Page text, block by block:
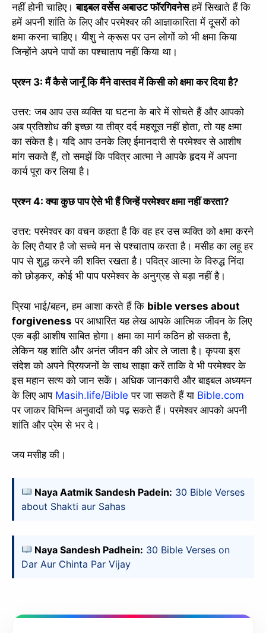
नहीं होनी चाहिए।बाइबल वर्सेस अबाउट फॉरगिवनेसहमें सिखाते हैं कि
हमें अपनी शांति के लिए और परमेश्वर की आज्ञाकारिता में दूसरों को
क्षमा करना चाहिए। यीशु ने क्रूस पर उन लोगों को भी क्षमा किया
जिन्होंने अपने पापों का पश्चाताप नहीं किया था।
प्रश्न 3: मैं कैसे जानूँ कि मैंने वास्तव में किसी को क्षमा कर दिया है?
उत्तर: जब आप उस व्यक्ति या घटना के बारे में सोचते हैं और आपको
अब प्रतिशोध की इच्छा या तीव्र दर्द महसूस नहीं होता, तो यह क्षमा
का संकेत है। यदि आप उनके लिए ईमानदारी से परमेश्वर से आशीष
मांग सकते हैं, तो समझें कि पवित्र आत्मा ने आपके हृदय में अपना
कार्य पूरा कर लिया है।
प्रश्न 4: क्या कुछ पाप ऐसे भी हैं जिन्हें परमेश्वर क्षमा नहीं करता?
उत्तर: परमेश्वर का वचन कहता है कि वह हर उस व्यक्ति को क्षमा करने
के लिए तैयार है जो सच्चे मन से पश्चाताप करता है। मसीह का लहू हर
पाप से शुद्ध करने की शक्ति रखता है। पवित्र आत्मा के विरुद्ध निंदा
को छोड़कर, कोई भी पाप परमेश्वर के अनुग्रह से बड़ा नहीं है।
प्रिया भाई/बहन, हम आशा करते हैं कि bible verses about
forgiveness पर आधारित यह लेख आपके आत्मिक जीवन के लिए
एक बड़ी आशीष साबित होगा। क्षमा का मार्ग कठिन हो सकता है,
लेकिन यह शांति और अनंत जीवन की ओर ले जाता है। कृपया इस
संदेश को अपने प्रियजनों के साथ साझा करें ताकि वे भी परमेश्वर के
इस महान सत्य को जान सकें। अधिक जानकारी और बाइबल अध्ययन
के लिए आप Masih.life/Bible पर जा सकते हैं या Bible.com
पर जाकर विभिन्न अनुवादों को पढ़ सकते हैं। परमेश्वर आपको अपनी
शांति और प्रेम से भर दे।
जय मसीह की।
Naya Aatmik Sandesh Padein: 30 Bible Verses
about Shakti aur Sahas
Naya Sandesh Padhein: 30 Bible Verses on
Dar Aur Chinta Par Vijay